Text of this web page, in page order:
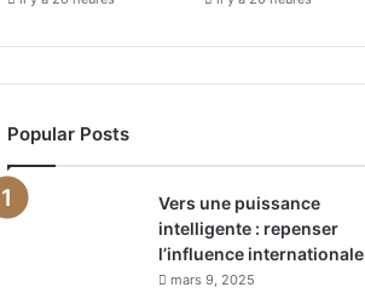
Popular Posts
Vers une puissance
intelligente : repenser
l’influence internationale
mars 9, 2025